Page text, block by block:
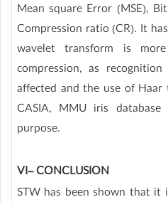
Mean square Error (MSE),
Compression ratio (CR). It
wavelet transform is
compression, as
affected and the use of
CASIA, MMU iris
purpose.
VI- CONCLUSION
STW has been shown that